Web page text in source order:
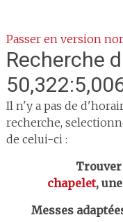
Passer en version
Recherche
Il n'y a pas de
recherche,
de celui-ci :
Trouver :
chapelet, une
Messes